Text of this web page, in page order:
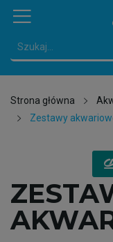
Strona główna
Zestawy